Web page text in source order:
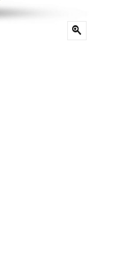
zoom_in